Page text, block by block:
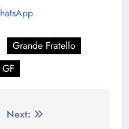
Grande Fratello
Next: